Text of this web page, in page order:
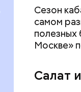
Сезон
самом
полезных
Москве»
Салат
плода.
ряда